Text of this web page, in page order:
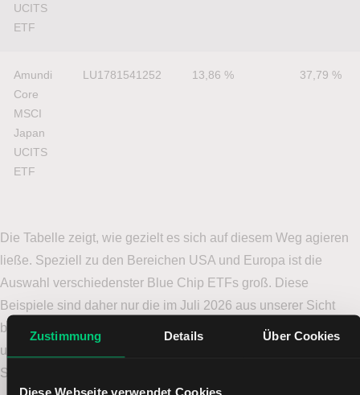
Zustimmung Details Über Cookies
Diese Webseite verwendet Cookies
UCITS
ETF
Amundi
Core
MSCI
Japan
UCITS
ETF
LU1781541252 13,86 % 37,79 %
Die Tabelle zeigt, wie gezielt es sich auf diesem Weg agieren
ließe. Speziell zu den Bereichen USA und Europa ist die
Auswahl verschiedenster Blue Chip ETFs groß. Diese
Beispiele sind daher nur die im Juli 2026 aus unserer Sicht
besonders interessanten Möglichkeiten. Sehen Sie sich um
und wählen Sie unter der gesamten Palette an ETFs aus, wenn
Sie ein mögliches Investment erwägen.